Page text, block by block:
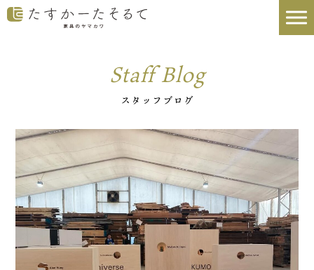
Staff Blog
スタッフブログ